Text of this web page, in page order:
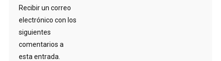
Recibir un correo
electrónico con los
siguientes
comentarios a
esta entrada.